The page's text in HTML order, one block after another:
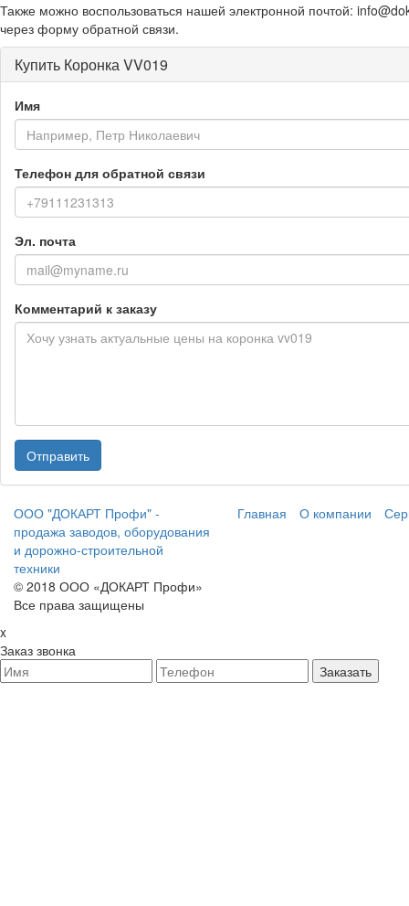
Также можно воспользоваться нашей электронной почтой:
через форму обратной связи.
Купить Коронка VV019
Имя
Телефон для обратной связи
Эл. почта
Комментарий к заказу
Отправить
ООО "ДОКАРТ Профи" -
продажа заводов, оборудования
и дорожно-строительной
техники
© 2018 ООО «ДОКАРТ Профи»
Все права защищены
Главная О компании
x
Заказ звонка
Заказать